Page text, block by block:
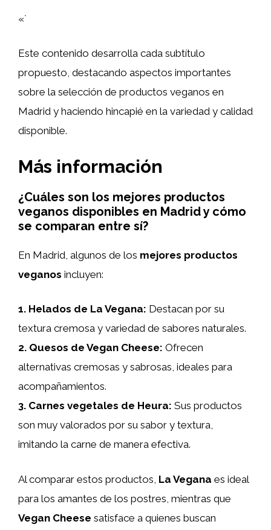
«`
Este contenido desarrolla cada subtítulo
propuesto, destacando aspectos importantes
sobre la selección de productos veganos en
Madrid y haciendo hincapié en la variedad y calidad
disponible.
Más información
¿Cuáles son los mejores productos
veganos disponibles en Madrid y cómo
se comparan entre sí?
En Madrid, algunos de los mejores productos
veganos incluyen:
1. Helados de La Vegana: Destacan por su
textura cremosa y variedad de sabores naturales.
2. Quesos de Vegan Cheese: Ofrecen
alternativas cremosas y sabrosas, ideales para
acompañamientos.
3. Carnes vegetales de Heura: Sus productos
son muy valorados por su sabor y textura,
imitando la carne de manera efectiva.
Al comparar estos productos, La Vegana es ideal
para los amantes de los postres, mientras que
Vegan Cheese satisface a quienes buscan